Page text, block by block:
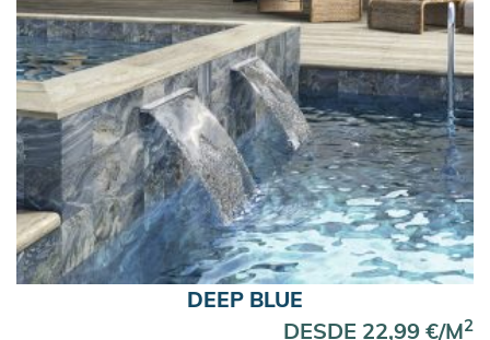
DEEP BLUE
DESDE 22,99 €/M2